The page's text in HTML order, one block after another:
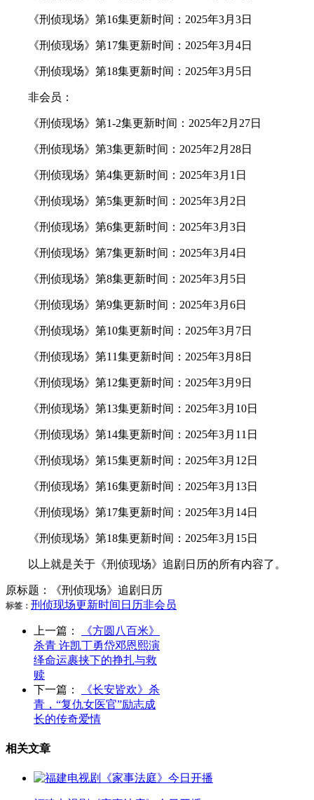
《刑侦现场》第16集更新时间：2025年3月3日
《刑侦现场》第17集更新时间：2025年3月4日
《刑侦现场》第18集更新时间：2025年3月5日
非会员：
《刑侦现场》第1-2集更新时间：2025年2月27日
《刑侦现场》第3集更新时间：2025年2月28日
《刑侦现场》第4集更新时间：2025年3月1日
《刑侦现场》第5集更新时间：2025年3月2日
《刑侦现场》第6集更新时间：2025年3月3日
《刑侦现场》第7集更新时间：2025年3月4日
《刑侦现场》第8集更新时间：2025年3月5日
《刑侦现场》第9集更新时间：2025年3月6日
《刑侦现场》第10集更新时间：2025年3月7日
《刑侦现场》第11集更新时间：2025年3月8日
《刑侦现场》第12集更新时间：2025年3月9日
《刑侦现场》第13集更新时间：2025年3月10日
《刑侦现场》第14集更新时间：2025年3月11日
《刑侦现场》第15集更新时间：2025年3月12日
《刑侦现场》第16集更新时间：2025年3月13日
《刑侦现场》第17集更新时间：2025年3月14日
《刑侦现场》第18集更新时间：2025年3月15日
以上就是关于《刑侦现场》追剧日历的所有内容了。
原标题：《刑侦现场》追剧日历
标签： 刑侦现场更新时间 日历非会员
上一篇：
《方圆八百米》
杀青 许凯丁勇岱邓恩熙演
绎命运裹挟下的挣扎与救
赎
下一篇：
《长安皆欢》杀
青，“复仇女医官”励志成
长的传奇爱情
相关文章